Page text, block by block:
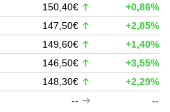
150,40€
+0,86%
147,50€
+2,85%
149,60€
+1,40%
146,50€
+3,55%
148,30€
+2,29%
-- --